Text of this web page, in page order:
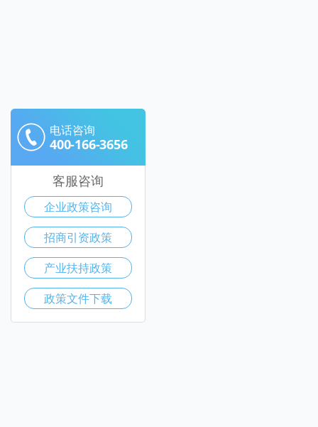
电话咨询
400-166-3656
客服咨询
企业政策咨询
招商引资政策
产业扶持政策
政策文件下载